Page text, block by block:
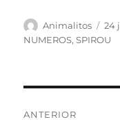
Autor
Animalitos
el
24
NUMEROS,SPIROU
ANTERIOR